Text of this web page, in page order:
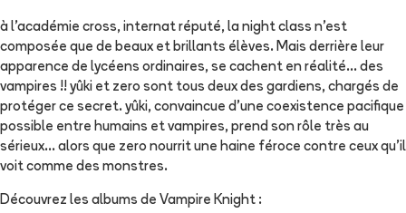
à l'académie cross, internat réputé, la night class n'est
composée que de beaux et brillants élèves. Mais derrière leur
apparence de lycéens ordinaires, se cachent en réalité... des
vampires !! yûki et zero sont tous deux des gardiens, chargés de
protéger ce secret. yûki, convaincue d'une coexistence pacifique
possible entre humains et vampires, prend son rôle très au
sérieux... alors que zero nourrit une haine féroce contre ceux qu'il
voit comme des monstres.
Découvrez les albums de Vampire Knight :